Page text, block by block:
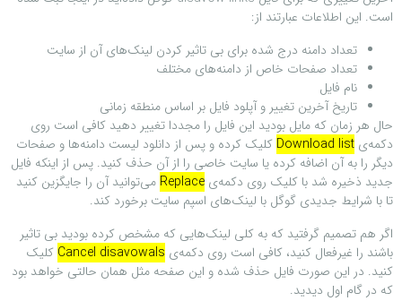
است. این اطلاعات عبارتند از:
تعداد دامنه درج شده برای بی تاثیر کردن لینک‌های آن از سایت
تعداد صفحات خاص از دامنه‌های مختلف
نام فایل
تاریخ آخرین تغییر و آپلود فایل بر اساس منطقه زمانی
حال هر زمان که مایل بودید این فایل را مجددا تغییر دهید کافی است روی
دکمه‌ی Download list کلیک کرده و پس از دانلود لیست دامنه‌ها و صفحات
دیگر را به آن اضافه کرده یا سایت خاصی را از آن حذف کنید. پس از اینکه فایل
جدید ذخیره شد با کلیک روی دکمه‌ی Replace می‌توانید آن را جایگزین کنید
تا با شرایط جدیدی گوگل با لینک‌های اسپم سایت برخورد کند.
اگر هم تصمیم گرفتید که به کلی لینک‌هایی که مشخص کرده بودید بی تاثیر
باشند را غیرفعال کنید، کافی است روی دکمه‌ی Cancel disavowals کلیک
کنید. در این صورت فایل حذف شده و این صفحه مثل همان حالتی خواهد بود
که در گام اول دیدید.